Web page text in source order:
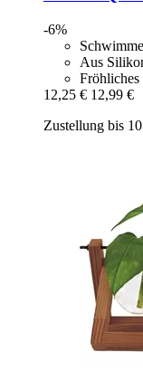
-6%
Aus
12,25 € 12,99 €
Zustellung bis